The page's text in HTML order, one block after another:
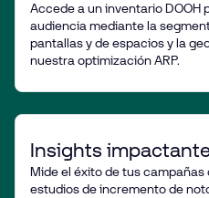
Accede a un inventario DOOH
audiencia mediante la
pantallas y de espacios y la
nuestra optimización ARP.
Insights
Mide el éxito de tus
estudios de incremento de